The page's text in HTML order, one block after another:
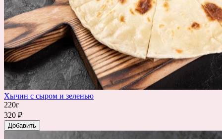
Хычин с сыром и зеленью
220г
320 ₽
Добавить